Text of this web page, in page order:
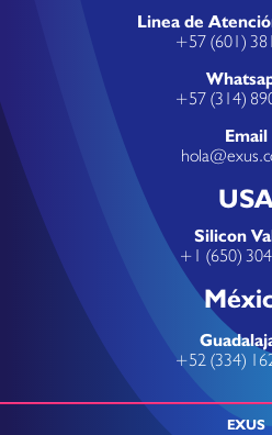
Linea de
+57 (601)
+57 (314)
Email
USA
Silicon
+1 (650)
+52 (334)
EXUS